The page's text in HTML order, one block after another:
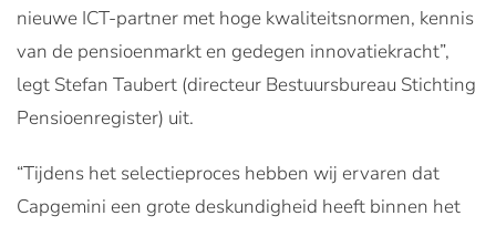
nieuwe ICT-partner met hoge kwaliteitsnormen, kennis
van de pensioenmarkt en gedegen innovatiekracht”,
legt Stefan Taubert (directeur Bestuursbureau Stichting
Pensioenregister) uit.
“Tijdens het selectieproces hebben wij ervaren dat
Capgemini een grote deskundigheid heeft binnen het